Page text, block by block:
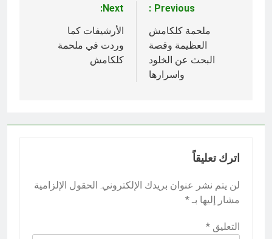
المقالات
Previous:
ملحمة كلكامش
العظيمة وقصة
البحث عن الخلود
واسرارها
Next:
الأرشيفات كما
وردت في ملحمة
كلكامش
اترك تعليقاً
لن يتم نشر عنوان بريدك الإلكتروني. الحقول الإلزامية
مشار إليها بـ *
التعليق *